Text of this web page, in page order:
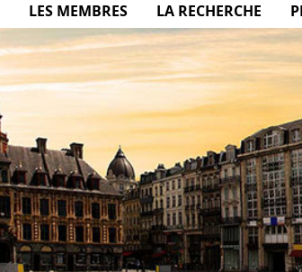
menu Le laboratoire
LES MEMBRES menu Les membres
LA RECHERCHE